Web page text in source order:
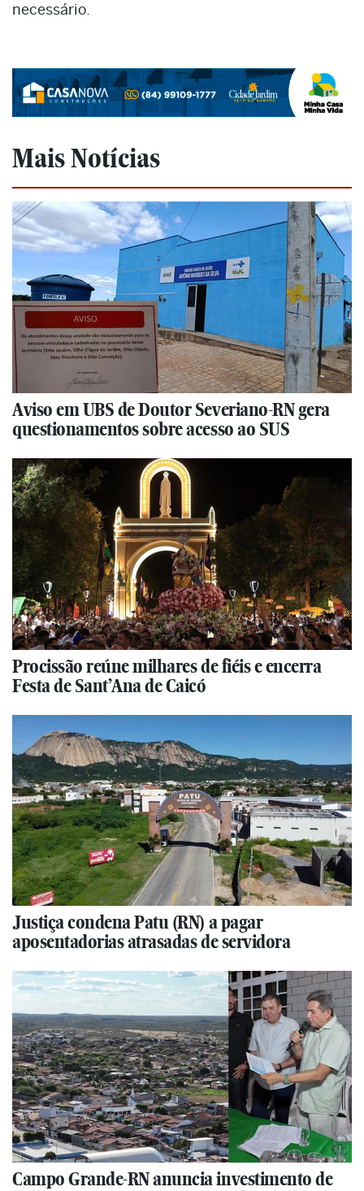
necessário.
Mais Notícias
Aviso em UBS de Doutor Severiano-RN gera
questionamentos sobre acesso ao SUS
Procissão reúne milhares de fiéis e encerra
Festa de Sant’Ana de Caicó
Justiça condena Patu (RN) a pagar
aposentadorias atrasadas de servidora
Campo Grande-RN anuncia investimento de